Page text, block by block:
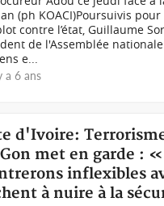
(ph KOACI)Poursuivis
contre l’état, Guillaume
de l'Assemblée
e...
a 6 ans
d'Ivoire:
met en garde :
inflexibles
à nuire à la